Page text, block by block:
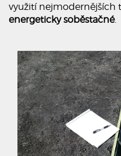
využití nejmodernějších
energeticky soběstačné.